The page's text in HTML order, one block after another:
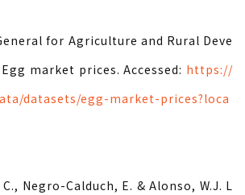
for Agriculture and Rural Deve
market prices. Accessed: https://
datasets/egg-market-prices?loca
Negro-Calduch, E. & Alonso, W.J. L